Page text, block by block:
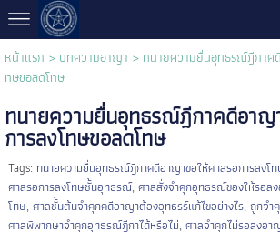
หน้าแรก > บทความอาญา > ทนายความยื่นอุทธรณ์ฎีกาค
ทษขอลดโทษ
ทนายความยื่นอุทธรณ์ฎีกาคดีอาญ
การลงโทษขอลดโทษ
Tags: ทนายความยื่นอุทธรณ์ฎีกาคดีอาญาขอให้ศาลรอการลงโ
ศาลรอการลงโทษชั้นอุทธรณ์,ศาลสั่งจำคุกอุทธรณ์ของให้รอล
โทษ,ศาลชั้นต้นจำคุกคดีอาญาต้องอุทธรร์แก้ไขอย่างไร,ถูกจำ
ศาลพิพากษาจำคุกอุทธรณ์ฎีกาได้หรือไม่,ศาลจำคุกไม่รอลงอา